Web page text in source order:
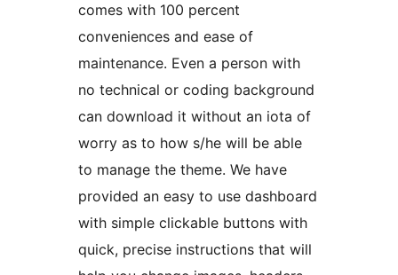
comes with 100 percent
conveniences and ease of
maintenance. Even a person with
no technical or coding background
can download it without an iota of
worry as to how s/he will be able
to manage the theme. We have
provided an easy to use dashboard
with simple clickable buttons with
quick, precise instructions that will